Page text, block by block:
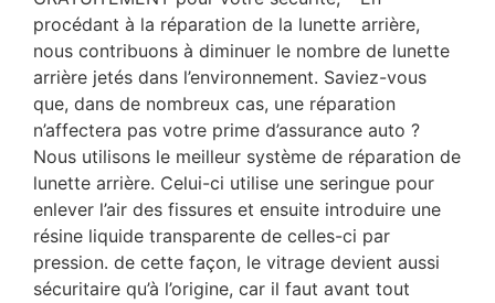
procédant à la réparation de la lunette arrière,
nous contribuons à diminuer le nombre de lunette
arrière jetés dans l’environnement. Saviez-vous
que, dans de nombreux cas, une réparation
n’affectera pas votre prime d’assurance auto ?
Nous utilisons le meilleur système de réparation de
lunette arrière. Celui-ci utilise une seringue pour
enlever l’air des fissures et ensuite introduire une
résine liquide transparente de celles-ci par
pression. de cette façon, le vitrage devient aussi
sécuritaire qu’à l’origine, car il faut avant tout